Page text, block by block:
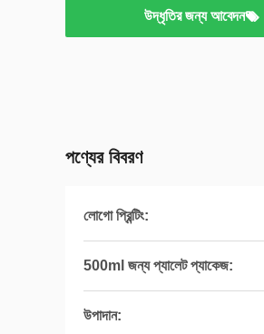
উদ্ধৃতির জন্য আবেদন
পণ্যের বিবরণ
লোগো প্রিন্টিং:
500ml জন্য প্যালেট প্যাকেজ:
উপাদান: